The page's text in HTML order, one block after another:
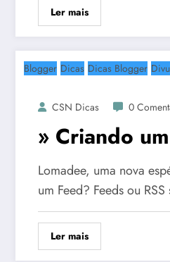
Ler mais
Blogger Dicas Dicas Blogger
CSN Dicas 0
» Criando
Lomadee, uma nova
um Feed? Feeds ou
Ler mais